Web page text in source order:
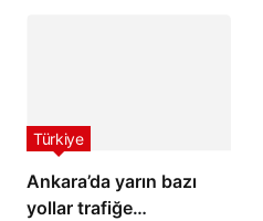
Ankara’da yarın bazı
yollar trafiğe
Türkiye